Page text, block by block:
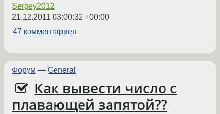
Sergey2012
21.12.2011 03:00:32 +00:00
47 комментариев
Форум — General
Как вывести число с
плавающей запятой??